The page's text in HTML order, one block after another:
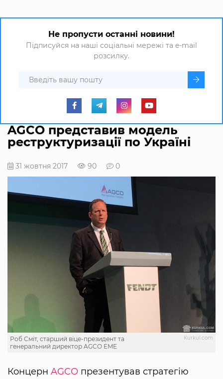
Не пропусти останні новини!
Підписуйся на наші соціальні мережі та e-mail
розсилку.
AGCO представив модель
реструктуризації по Україні
31 жовтня 2017 90 0
Kurkul.com
Роб Сміт, старший віце-президент та
генеральний директор AGCO EME
Концерн AGCO презентував стратегію